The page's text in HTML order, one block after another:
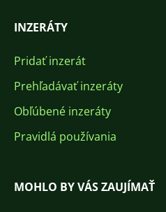
INZERÁTY
Pridať inzerát
Prehľadávať inzeráty
Obľúbené inzeráty
Pravidlá používania
MOHLO BY VÁS ZAUJÍMAŤ